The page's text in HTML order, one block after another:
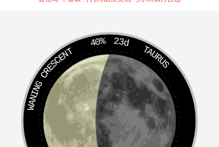
章纶疏陈修德弭灾十四事。又请复汪后于中宫，以正壶仪；
复沂王于东宫，以正国本。诏逮狱，廷杖不死。英宗复辟，
叹曰：“纶好臣子，为朕家事受楚毒。”拜礼部侍郎。
碎朕衣矣
陈禾劾童贯弄权，反复不置，徽宗欲起，禾引帝衣，请毕其
奏。衣裾落。帝曰：“正言碎朕衣矣！”禾曰：“陛下不惜碎
衣，臣岂惜碎首以报！”内侍请易衣，帝却之，曰：“留以旌
直臣。”
40% 23d
TAURUS
WANING CRESCENT